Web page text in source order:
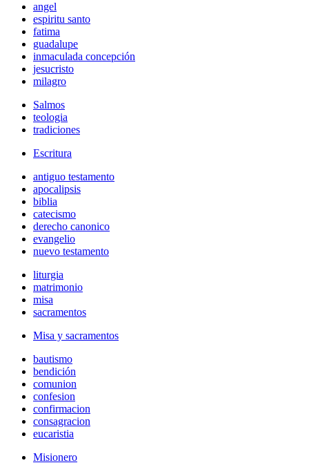
angel
espiritu santo
fatima
guadalupe
inmaculada concepción
jesucristo
milagro
Salmos
teologia
tradiciones
Escritura
antiguo testamento
apocalipsis
biblia
catecismo
derecho canonico
evangelio
nuevo testamento
liturgia
matrimonio
misa
sacramentos
Misa y sacramentos
bautismo
bendición
comunion
confesion
confirmacion
consagracion
eucaristia
Misionero